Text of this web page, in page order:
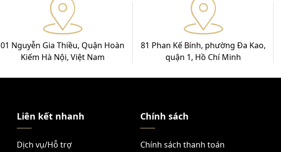
01 Nguyễn Gia Thiều, Quận Hoàn
Kiếm Hà Nội, Việt Nam
81 Phan Kế Bính, phường Đa Kao,
quận 1, Hồ Chí Minh
Liên kết nhanh
Dịch vụ/Hỗ trợ
Chính sách
Chính sách thanh toán